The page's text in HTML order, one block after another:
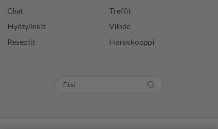
Chat
Treffit
Hyötylinkit
Viihde
Reseptit
Horoskooppi